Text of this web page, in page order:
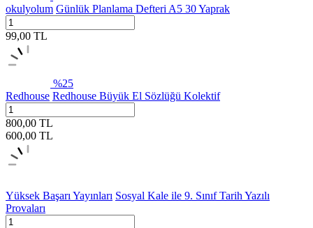
okulyolum Günlük Planlama Defteri A5 30 Yaprak
99,00 TL
%25
Redhouse Redhouse Büyük El Sözlüğü Kolektif
800,00 TL
600,00 TL
Yüksek Başarı Yayınları Sosyal Kale ile 9. Sınıf Tarih Yazılı
Provaları